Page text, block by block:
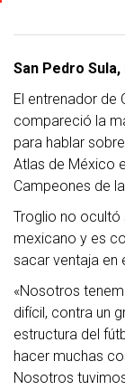
San Pedro
El entrenador de
compareció la
para hablar
Atlas de México
Campeones de
Troglio no ocultó
mexicano y es
sacar ventaja en
«Nosotros
difícil, contra un
estructura del
hacer muchas
Nosotros